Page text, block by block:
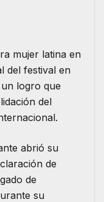
mujer latina en
del festival en
logro que
del
abrió su
de
de
su